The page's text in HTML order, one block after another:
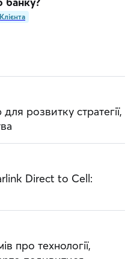
для розвитку стратегії,
Direct to Cell:
про технології,